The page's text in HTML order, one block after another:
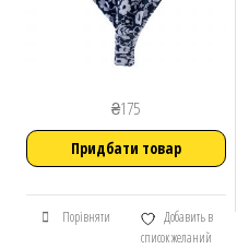
₴175
Придбати товар
Порівняти
Добавить в
список желаний